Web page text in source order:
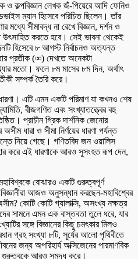
ও কল্পবিজ্ঞান লেখক জঁ-পিয়েরে আদি ফেনিও
ম্যান হিসেবে পরিচিত ছিলেন। তাঁর
মধ্যে সীমাবদ্ধ না রেখে বিজ্ঞান, দর্শন ও
উৎসাহিত করতে হবে। সেই ভাবনা থেকেই
হিসেবে ৮ আগস্ট নির্বাচনও অত্যন্ত
প্রতীক (∞) দেখতে অনেকটা
মতো। ফলে ৮ম মাসের ৮ম দিন, অর্থাৎ
সম্পর্ক তৈরি করে।
এটি এমন একটি পরিমাণ যা কখনও শেষ
বীজগণিত এবং সংখ্যাতত্ত্বের বহু
প্রাচীন গ্রিক দার্শনিক জেনোর
ধারা ও সীমা নির্ণয়ের ধারণা পর্যন্ত
নিয়ে গেছে। গণিতবিদ জন ওয়ালিস
করে এই ধারণাকে আরও সুসংহত রূপ দেন,
বোঝারও একটি গুরুত্বপূর্ণ
আজও অনুসন্ধান করছেন-মহাবিশ্বের
কোটি কোটি গ্যালাক্সি, অসংখ্য নক্ষত্র
সামনে এমন এক বাস্তবতা তুলে ধরে, যার
সঙ্গে বিজ্ঞানের কিছু চমৎকার মিলও
গ্রহ সংখ্যা ৮টি, সূর্যের আলো পৃথিবীতে
জন্য অপরিহার্য অক্সিজেনের পারমাণবিক
গুরুত্বকে আরও সমৃদ্ধ করে।